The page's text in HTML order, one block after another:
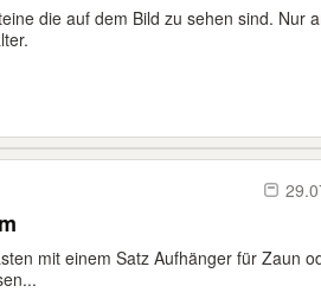
die auf dem Bild zu sehen sind. Nur
mit einem Satz Aufhänger für Zaun